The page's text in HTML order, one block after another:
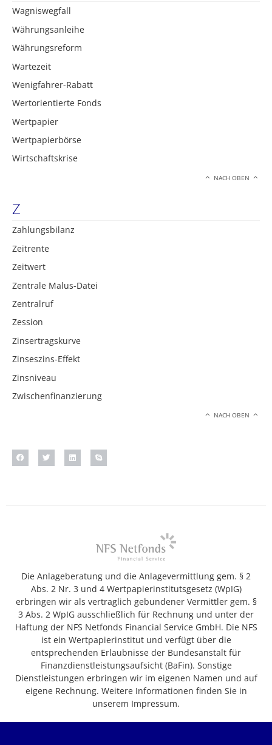
Wagniswegfall
Währungsanleihe
Währungsreform
Wartezeit
Wenigfahrer-Rabatt
Wertorientierte Fonds
Wertpapier
Wertpapierbörse
Wirtschaftskrise
NACH OBEN
Z
Zahlungsbilanz
Zeitrente
Zeitwert
Zentrale Malus-Datei
Zentralruf
Zession
Zinsertragskurve
Zinseszins-Effekt
Zinsniveau
Zwischenfinanzierung
NACH OBEN
Die Anlageberatung und die Anlagevermittlung gem. § 2
Abs. 2 Nr. 3 und 4 Wertpapierinstitutsgesetz (WpIG)
erbringen wir als vertraglich gebundener Vermittler gem. §
3 Abs. 2 WpIG ausschließlich für Rechnung und unter der
Haftung der NFS Netfonds Financial Service GmbH. Die NFS
ist ein Wertpapierinstitut und verfügt über die
entsprechenden Erlaubnisse der Bundesanstalt für
Finanzdienstleistungsaufsicht (BaFin). Sonstige
Dienstleistungen erbringen wir im eigenen Namen und auf
eigene Rechnung. Weitere Informationen finden Sie in
unserem Impressum.